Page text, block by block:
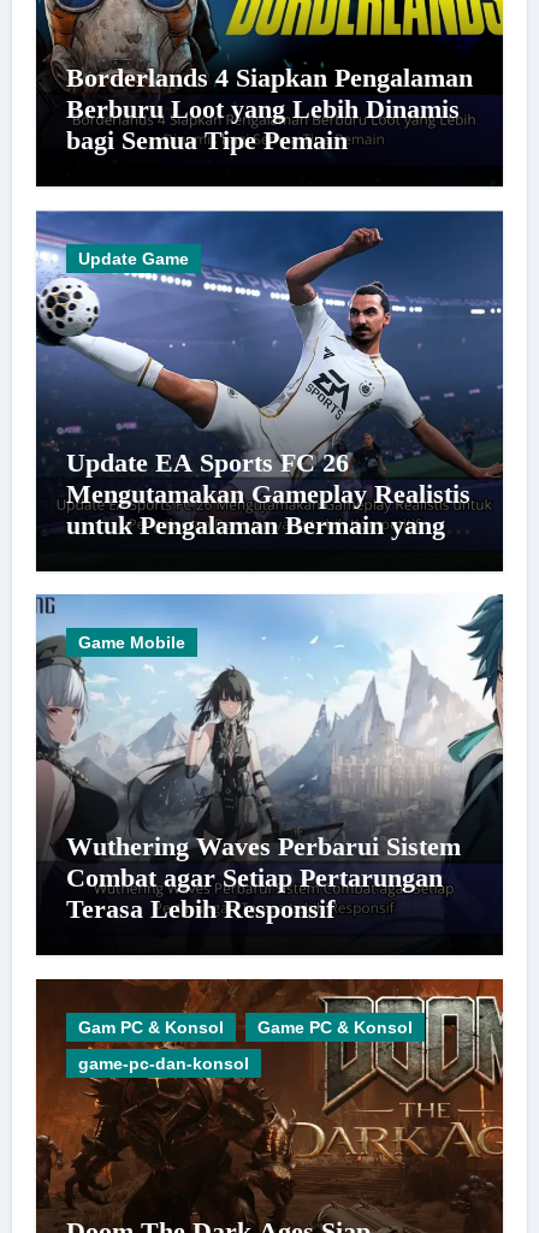
Borderlands 4 Siapkan Pengalaman
Berburu Loot yang Lebih Dinamis
bagi Semua Tipe Pemain
Update Game
Update EA Sports FC 26
Mengutamakan Gameplay Realistis
untuk Pengalaman Bermain yang
Game Mobile
Wuthering Waves Perbarui Sistem
Combat agar Setiap Pertarungan
Terasa Lebih Responsif
Gam PC & Konsol
Game PC & Konsol
game-pc-dan-konsol